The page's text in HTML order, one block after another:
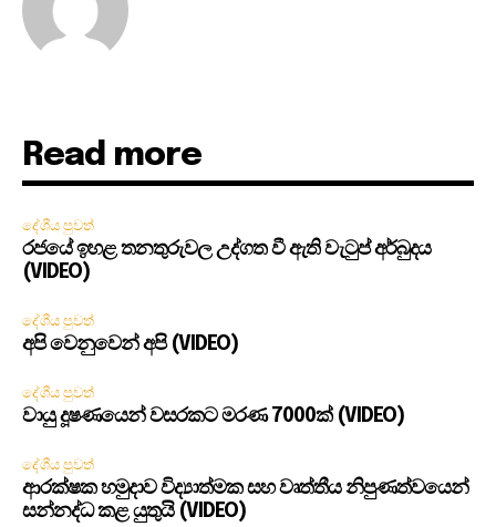
Read more
දේශීය පුවත්
රජයේ ඉහළ තනතුරුවල උද්ගත වී ඇති වැටුප් අර්බුදය
(VIDEO)
දේශීය පුවත්
අපි වෙනුවෙන් අපි (VIDEO)
දේශීය පුවත්
වායු දූෂණයෙන් වසරකට මරණ 7000ක් (VIDEO)
දේශීය පුවත්
ආරක්ෂක හමුදාව විද්‍යාත්මක සහ වෘත්තීය නිපුණත්වයෙන්
සන්නද්ධ කළ යුතුයි (VIDEO)